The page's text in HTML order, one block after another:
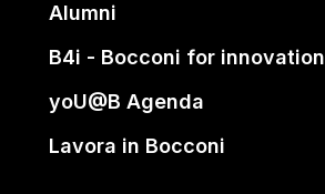
Alumni
B4i - Bocconi for innovation
yoU@B Agenda
Lavora in Bocconi